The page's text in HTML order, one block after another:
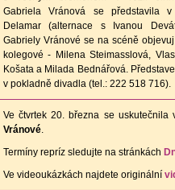
Gabriela Vránová se představila
Delamar (alternace s Ivanou
Gabriely Vránové se na scéně
kolegové - Milena Steimasslová,
Košata a Milada Bednářová.
v pokladně divadla (tel.: 222 518 716).
Ve čtvrtek 20. března se
Vránové.
Termíny repríz sledujte na stránkách
Ve videoukázkách najdete originální